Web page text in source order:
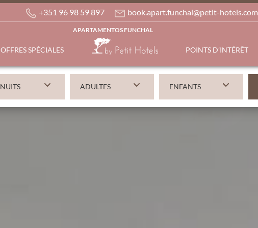
+351 96 98 59 897 book.apart.funchal@petit-hotels.com
APARTAMENTOS FUNCHAL
OFFRES SPÉCIALES POINTS D’INTÉRÊT